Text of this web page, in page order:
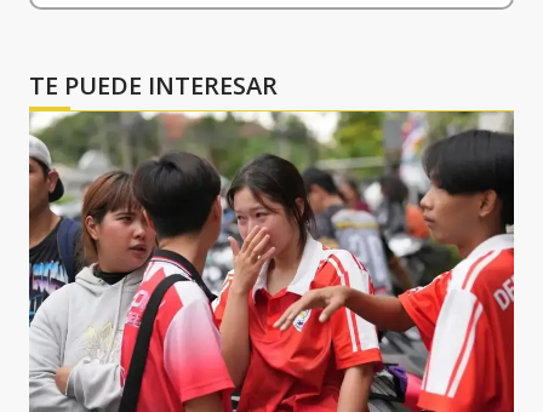
TE PUEDE INTERESAR